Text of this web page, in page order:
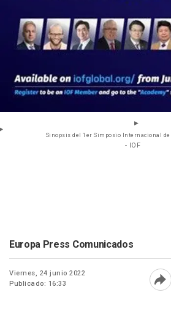
Sinopsis del 1er Simposio Internacional de
- IOF
Europa Press Comunicados
Viernes, 24 junio 2022
Publicado: 16:33